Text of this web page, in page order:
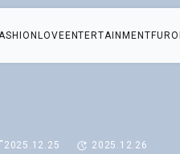
LOVE ENTERTAINMENT
2025.12.25 2025.12.26